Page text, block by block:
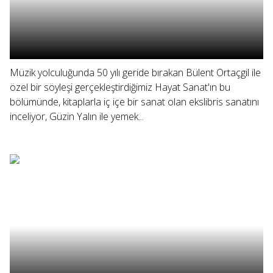
Müzik yolculuğunda 50 yılı geride bırakan Bülent Ortaçgil ile
özel bir söyleşi gerçekleştirdiğimiz Hayat Sanat'ın bu
bölümünde, kitaplarla iç içe bir sanat olan ekslibris sanatını
inceliyor, Güzin Yalın ile yemek...